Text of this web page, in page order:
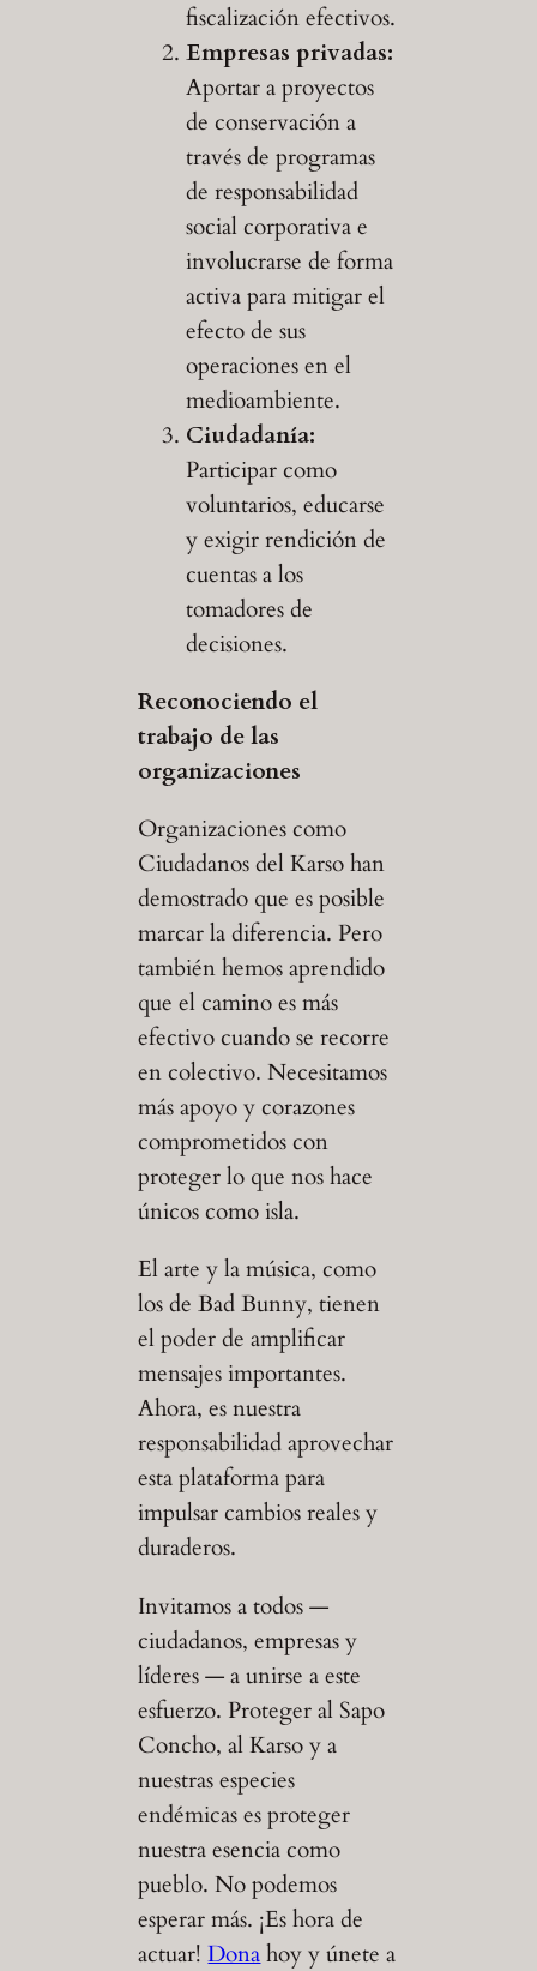
fiscalización efectivos.
Empresas privadas:
Aportar a proyectos
de conservación a
través de programas
de responsabilidad
social corporativa e
involucrarse de forma
activa para mitigar el
efecto de sus
operaciones en el
medioambiente.
Ciudadanía:
Participar como
voluntarios, educarse
y exigir rendición de
cuentas a los
tomadores de
decisiones.
Reconociendo el
trabajo de las
organizaciones
Organizaciones como
Ciudadanos del Karso han
demostrado que es posible
marcar la diferencia. Pero
también hemos aprendido
que el camino es más
efectivo cuando se recorre
en colectivo. Necesitamos
más apoyo y corazones
comprometidos con
proteger lo que nos hace
únicos como isla.
El arte y la música, como
los de Bad Bunny, tienen
el poder de amplificar
mensajes importantes.
Ahora, es nuestra
responsabilidad aprovechar
esta plataforma para
impulsar cambios reales y
duraderos.
Invitamos a todos —
ciudadanos, empresas y
líderes — a unirse a este
esfuerzo. Proteger al Sapo
Concho, al Karso y a
nuestras especies
endémicas es proteger
nuestra esencia como
pueblo. No podemos
esperar más. ¡Es hora de
actuar!Donahoy y únete a